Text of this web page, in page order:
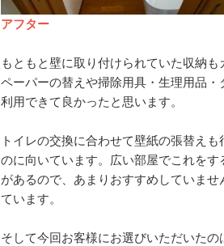
アフター
もともと壁に取り付けられていた収納
ペーパーの替えや掃除用具・生理用品
利用できて良かったと思います。
トイレの交換に合わせて壁紙の張替え
のに向いています。広い部屋でこれを
があるので、あまりおすすめしていま
ています。
そして今回お客様にお選びいただいた